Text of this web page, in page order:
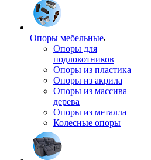
Опоры мебельные
Опоры для
подлокотников
Опоры из пластика
Опоры из акрила
Опоры из массива
дерева
Опоры из металла
Колесные опоры